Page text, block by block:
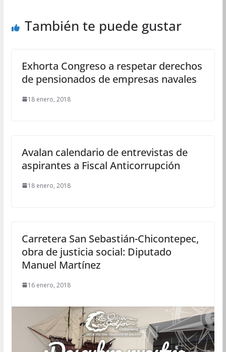
También te puede gustar
Exhorta Congreso a respetar derechos
de pensionados de empresas navales
18 enero, 2018
Avalan calendario de entrevistas de
aspirantes a Fiscal Anticorrupción
18 enero, 2018
Carretera San Sebastián-Chicontepec,
obra de justicia social: Diputado
Manuel Martínez
16 enero, 2018